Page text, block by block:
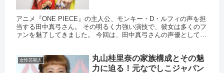
アニメ『ONE PIECE』の主人公、モンキー・D・ルフィの声を担
当する田中真弓さん。 その明るく力強い演技で、彼女は多くのフ
ァンを魅了してきました。 今回は、田中真弓さんの声優としての
女性芸能人
丸山桂里奈の家族構成とその魅
力に迫る！元なでしこジャパン